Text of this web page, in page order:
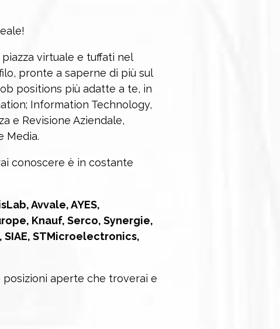
virtuale e tuffati nel
pronte a saperne di più sul
positions più adatte a te, in
Information Technology,
e Revisione Aziendale,
Media.
conoscere è in costante
Avvale, AYES,
Knauf, Serco, Synergie,
SIAE, STMicroelectronics,
aperte che troverai e